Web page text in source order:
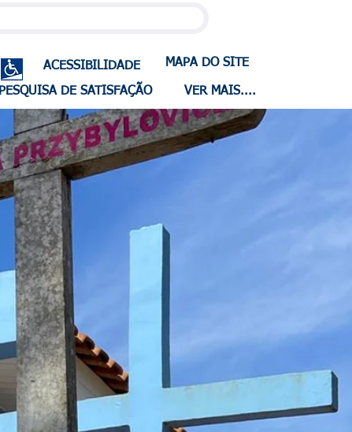
ACESSIBILIDADE MAPA DO SITE
PESQUISA DE SATISFAÇÃO VER MAIS....